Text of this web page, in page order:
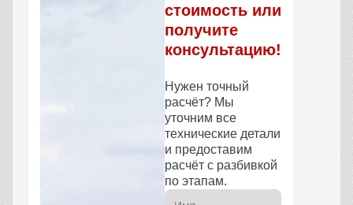
стоимость или
получите
консультацию!
Нужен точный
расчёт? Мы
уточним все
технические детали
и предоставим
расчёт с разбивкой
по этапам.